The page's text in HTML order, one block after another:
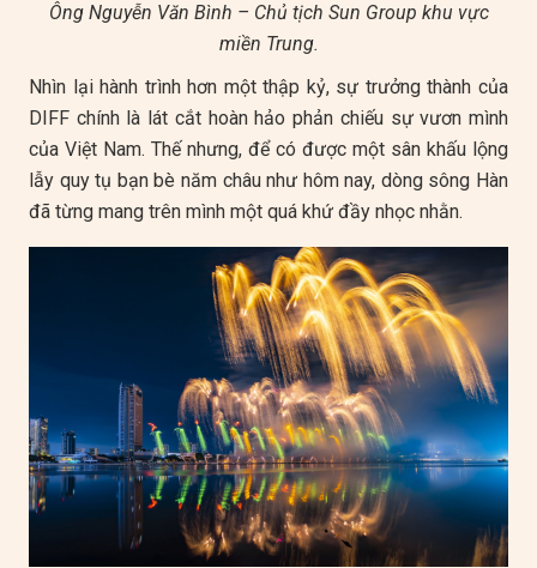
Ông Nguyễn Văn Bình – Chủ tịch Sun Group khu vực
miền Trung.
Nhìn lại hành trình hơn một thập kỷ, sự trưởng thành của
DIFF chính là lát cắt hoàn hảo phản chiếu sự vươn mình
của Việt Nam. Thế nhưng, để có được một sân khấu lộng
lẫy quy tụ bạn bè năm châu như hôm nay, dòng sông Hàn
đã từng mang trên mình một quá khứ đầy nhọc nhằn.